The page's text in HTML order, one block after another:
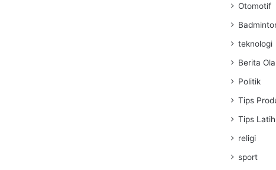
Otomotif
teknologi
Berita
Politik
Tips
Tips
religi
sport